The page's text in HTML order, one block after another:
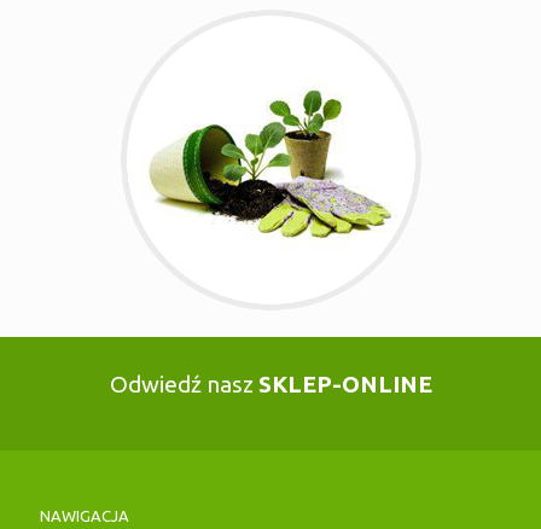
Odwiedź nasz SKLEP-ONLINE
NAWIGACJA